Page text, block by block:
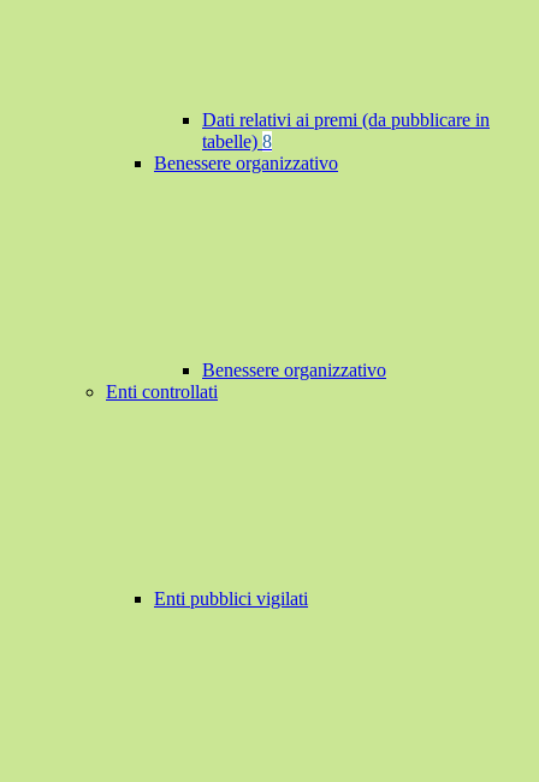
Dati relativi ai premi (da pubblicare in
tabelle) 8
Benessere organizzativo
Benessere organizzativo
Enti controllati
Enti pubblici vigilati